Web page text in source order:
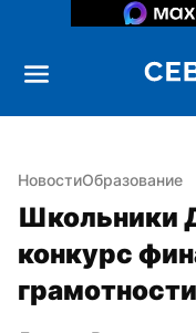
НовостиОбразование
Школьники
конкурс